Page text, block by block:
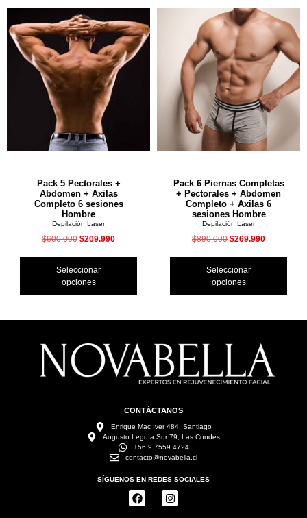
Pack 5 Pectorales +
Abdomen + Axilas
Completo 6 sesiones
Hombre
Depilación Láser
$600.000 $209.990
Seleccionar
opciones
Pack 6 Piernas Completas
+ Pectorales + Abdomen
Completo + Axilas 6
sesiones Hombre
Depilación Láser
$890.000 $269.990
Seleccionar
opciones
CONTÁCTANOS
Enrique Mac Iver 484, Santiago
Augusto Leguía Sur 79, Las Condes
+56 9 7559 4724
contacto@novabella.cl
SÍGUENOS EN REDES SOCIALES